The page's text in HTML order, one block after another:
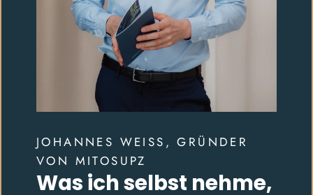
JOHANNES WEISS, GRÜNDER
VON MITOSUPZ
Was ich selbst nehme,